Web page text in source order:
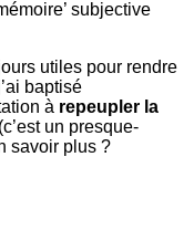
subjective
utiles pour rendre
baptisé
à repeupler la
(c’est un presque-
savoir plus ?